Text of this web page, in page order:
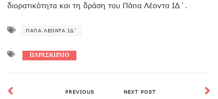
διορατικότητα και τη δράση του Πάπα Λέοντα ΙΔ΄.
ΠΆΠΑ ΛΈΟΝΤΑ ΙΔ΄
ΠΑΡΑΣΚΗΝΙΟ
PREVIOUS NEXT POST